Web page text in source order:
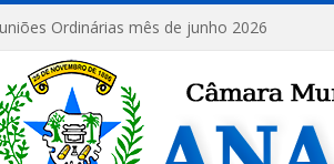
Ordinárias mês de junho 2026